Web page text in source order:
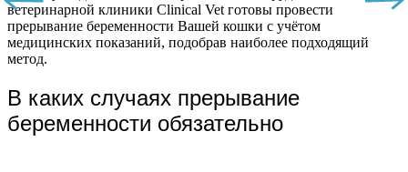
ветеринарной клиники Clinical Vet готовы провести
прерывание беременности Вашей кошки с учётом
медицинских показаний, подобрав наиболее подходящий
метод.
В каких случаях прерывание
беременности обязательно